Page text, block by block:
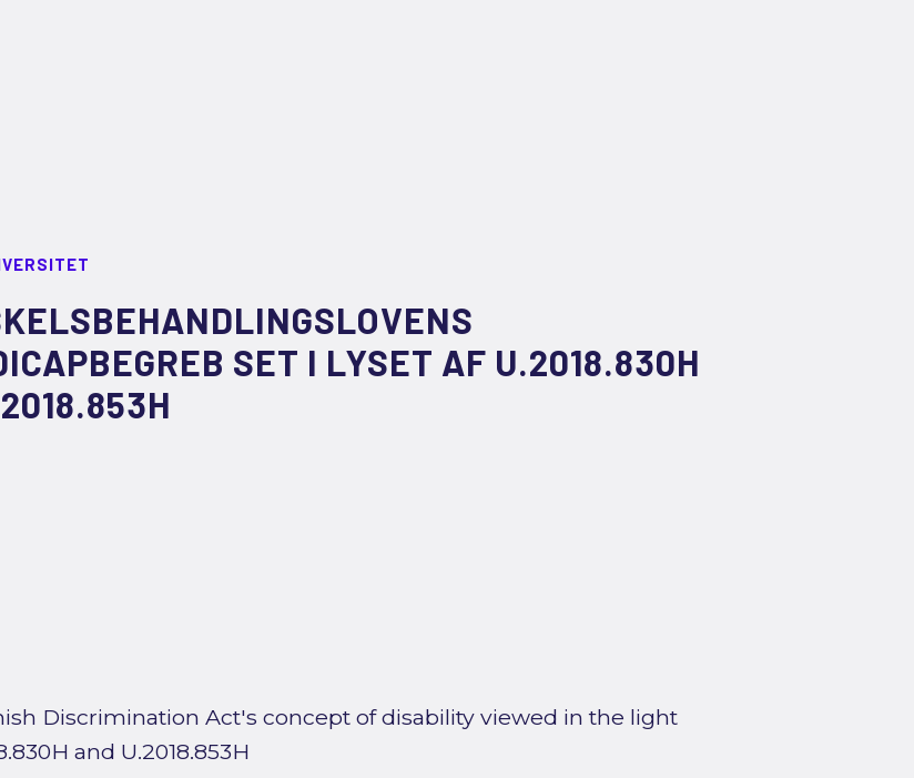
SET I LYSET AF U.2018.830H
Discrimination Act's concept of disability viewed in the light
and U.2018.853H